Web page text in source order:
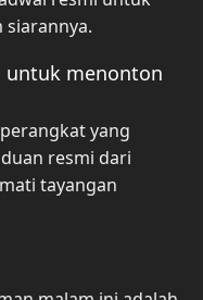
untuk menonton
yang
resmi dari
tayangan